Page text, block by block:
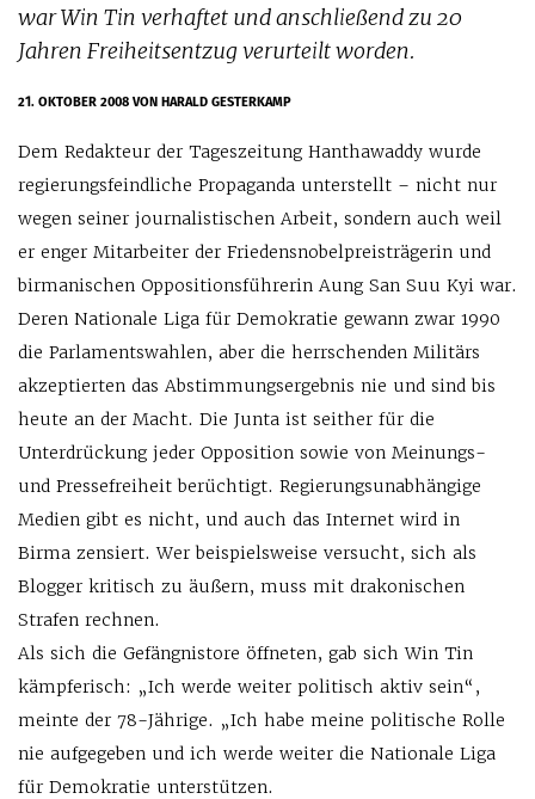
war Win Tin verhaftet und anschließend zu 20
Jahren Freiheitsentzug verurteilt worden.
21. OKTOBER 2008VON HARALD GESTERKAMP
Dem Redakteur der Tageszeitung Hanthawaddy wurde
regierungsfeindliche Propaganda unterstellt – nicht nur
wegen seiner journalistischen Arbeit, sondern auch weil
er enger Mitarbeiter der Friedensnobelpreisträgerin und
birmanischen Oppositionsführerin Aung San Suu Kyi war.
Deren Nationale Liga für Demokratie gewann zwar 1990
die Parlamentswahlen, aber die herrschenden Militärs
akzeptierten das Abstimmungsergebnis nie und sind bis
heute an der Macht. Die Junta ist seither für die
Unterdrückung jeder Opposition sowie von Meinungs-
und Pressefreiheit berüchtigt. Regierungsunabhängige
Medien gibt es nicht, und auch das Internet wird in
Birma zensiert. Wer beispielsweise versucht, sich als
Blogger kritisch zu äußern, muss mit drakonischen
Strafen rechnen.
Als sich die Gefängnistore öffneten, gab sich Win Tin
kämpferisch: „Ich werde weiter politisch aktiv sein“,
meinte der 78-Jährige. „Ich habe meine politische Rolle
nie aufgegeben und ich werde weiter die Nationale Liga
für Demokratie unterstützen.